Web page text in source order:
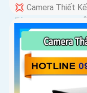
💢 Camera Thiết Kế
️📡 Tích Hợp :Thu